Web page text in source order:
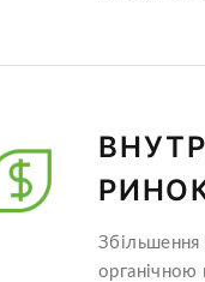
Збільшення
органічною